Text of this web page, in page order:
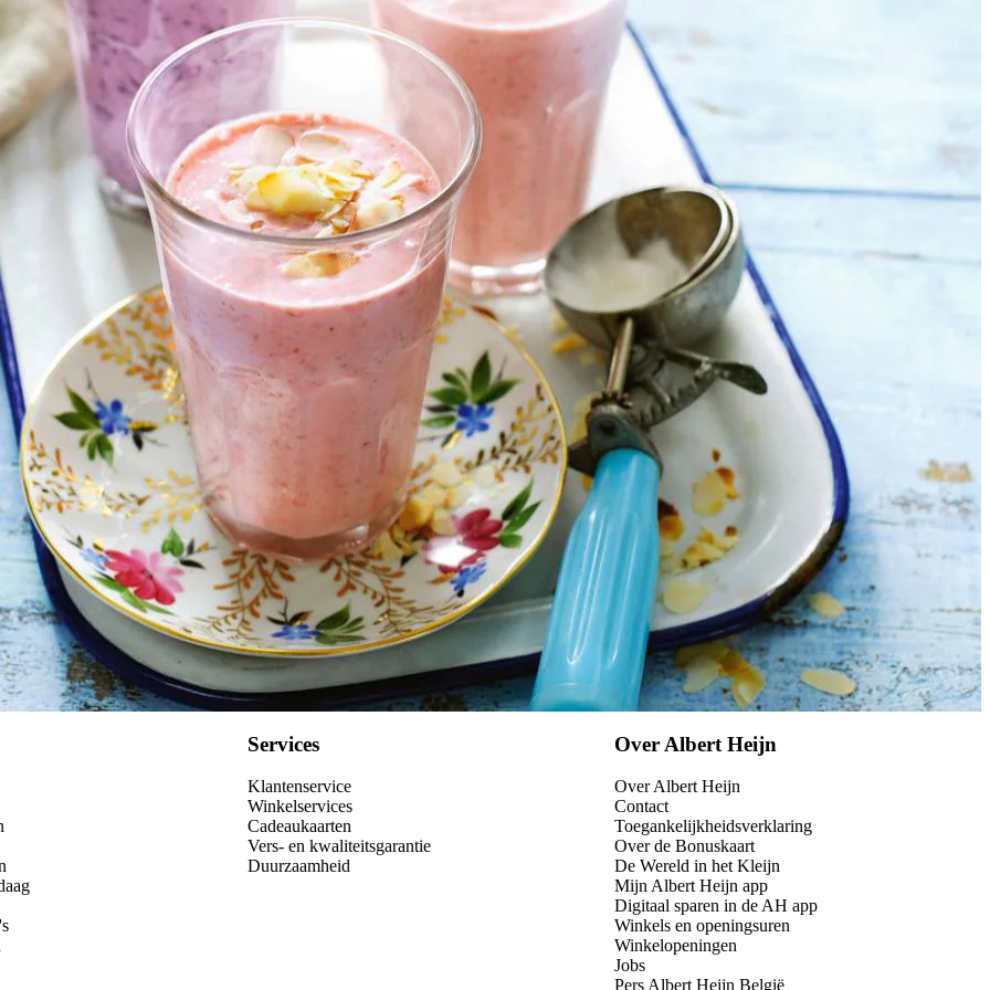
Kies producten
Wat vond je van dit recept?
Services
Klantenservice
Winkelservices
Cadeaukaarten
Vers- en kwaliteitsgarantie
Duurzaamheid
Over Albert Heijn
Over Albert Heijn
Contact
Toegankelijkheidsverklaring
Over de Bonuskaart
De Wereld in het Kleijn
Mijn Albert Heijn app
Digitaal sparen in de AH app
Winkels en openingsuren
Winkelopeningen
Jobs
Pers Albert Heijn België